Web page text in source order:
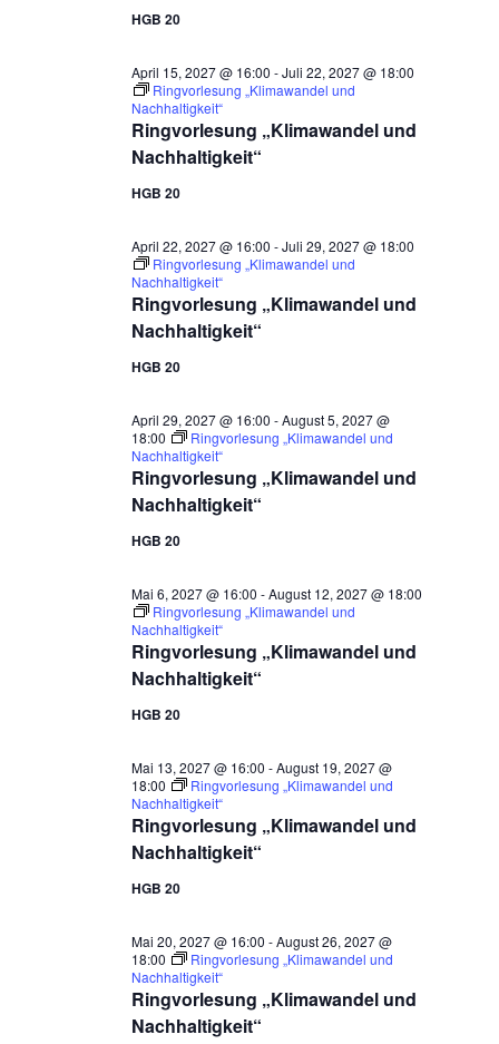
HGB 20
Ringvorlesung „Klimawandel und
Nachhaltigkeit“
April 15, 2027 @ 16:00 -Juli 22, 2027 @ 18:00
Ringvorlesung „Klimawandel und
Nachhaltigkeit“
HGB 20
Ringvorlesung „Klimawandel und
Nachhaltigkeit“
April 22, 2027 @ 16:00 -Juli 29, 2027 @ 18:00
Ringvorlesung „Klimawandel und
Nachhaltigkeit“
HGB 20
Ringvorlesung „Klimawandel und
Nachhaltigkeit“
April 29, 2027 @ 16:00 -August 5, 2027 @
18:00
Ringvorlesung „Klimawandel und
Nachhaltigkeit“
HGB 20
Ringvorlesung „Klimawandel und
Nachhaltigkeit“
Mai 6, 2027 @ 16:00 -August 12, 2027 @ 18:00
Ringvorlesung „Klimawandel und
Nachhaltigkeit“
HGB 20
Ringvorlesung „Klimawandel und
Nachhaltigkeit“
Mai 13, 2027 @ 16:00 -August 19, 2027 @
18:00
Ringvorlesung „Klimawandel und
Nachhaltigkeit“
HGB 20
Ringvorlesung „Klimawandel und
Nachhaltigkeit“
Mai 20, 2027 @ 16:00 -August 26, 2027 @
18:00
Ringvorlesung „Klimawandel und
Nachhaltigkeit“